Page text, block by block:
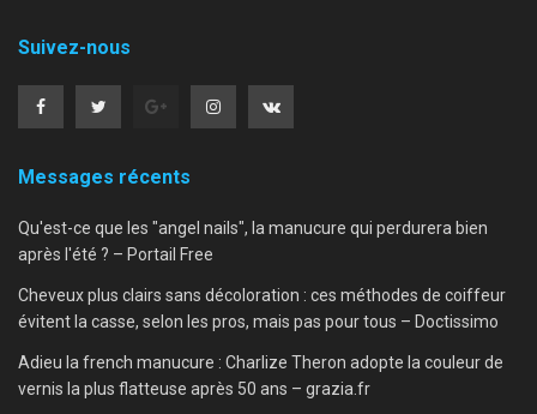
Suivez-nous
Messages récents
Qu'est-ce que les "angel nails", la manucure qui perdurera bien
après l'été ? – Portail Free
Cheveux plus clairs sans décoloration : ces méthodes de coiffeur
évitent la casse, selon les pros, mais pas pour tous – Doctissimo
Adieu la french manucure : Charlize Theron adopte la couleur de
vernis la plus flatteuse après 50 ans – grazia.fr